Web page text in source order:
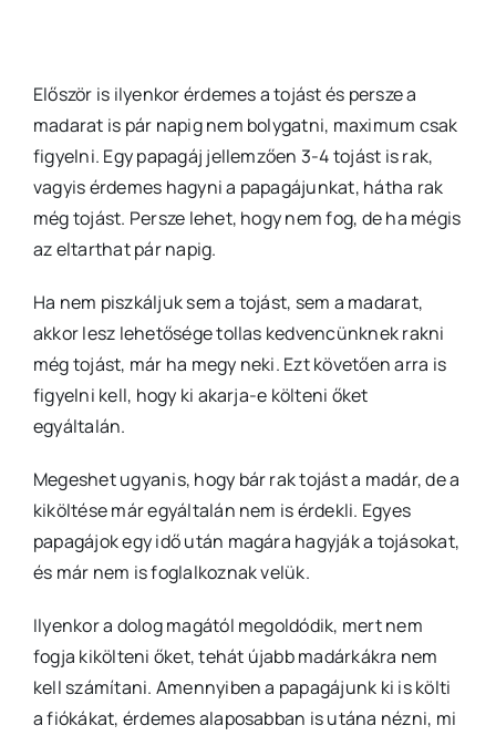
Először is ilyenkor érdemes a tojást és persze a
madarat is pár napig nem bolygatni, maximum csak
figyelni. Egy papagáj jellemzően 3-4 tojást is rak,
vagyis érdemes hagyni a papagájunkat, hátha rak
még tojást. Persze lehet, hogy nem fog, de ha mégis
az eltarthat pár napig.
Ha nem piszkáljuk sem a tojást, sem a madarat,
akkor lesz lehetősége tollas kedvencünknek rakni
még tojást, már ha megy neki. Ezt követően arra is
figyelni kell, hogy ki akarja-e költeni őket
egyáltalán.
Megeshet ugyanis, hogy bár rak tojást a madár, de a
kiköltése már egyáltalán nem is érdekli. Egyes
papagájok egy idő után magára hagyják a tojásokat,
és már nem is foglalkoznak velük.
Ilyenkor a dolog magától megoldódik, mert nem
fogja kikölteni őket, tehát újabb madárkákra nem
kell számítani. Amennyiben a papagájunk ki is költi
a fiókákat, érdemes alaposabban is utána nézni, mi